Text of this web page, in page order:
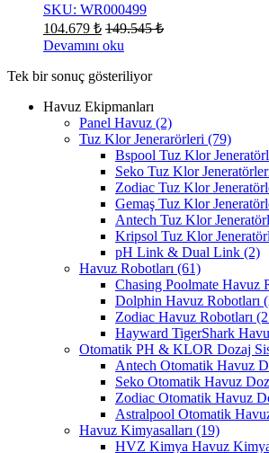
SKU: WR000499
104.679 ₺ 149.545₺
Devamını oku
Tek bir sonuç gösteriliyor
Havuz Ekipmanları
Panel Havuz (2)
Tuz Klor Jenerarörleri (79)
Bspool Tuz Klor
Seko Tuz Klor
Zodiac Tuz Klor
Gemaş Tuz Klor
Antech Tuz Klor
Kripsol Tuz Klor
pH Link & Dual Link (2)
Havuz Robotları (61)
Chasing Poolmate Havuz
Dolphin Havuz Robotları
Zodiac Havuz Robotları
Hayward TigerShark
Otomatik PH & KLOR Dozaj
Antech Otomatik Havuz
Seko Otomatik Havuz
Zodiac Otomatik Havuz
Astralpool Otomatik
Havuz Kimyasalları (19)
HVZ Kimya Havuz